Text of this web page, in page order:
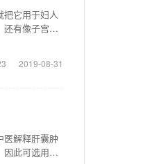
把它用于妇人
还有像子宫内
2019-08-31
医解释肝囊肿
因此可选用桂